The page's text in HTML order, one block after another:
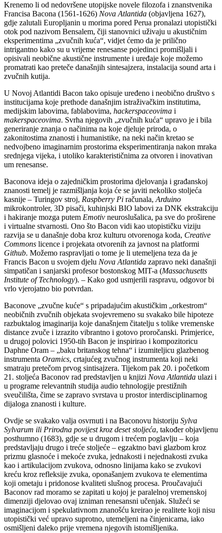
Krenemo li od nedovršene utopijske novele filozofa i znanstvenika
Francisa Bacona (1561-1626) Nova Atlantida (objavljena 1627),
gdje zalutali Europljanin u morima pored Perua pronalazi utopistički
otok pod nazivom Bensalem, čiji stanovnici uživaju u akustičnim
eksperimentima „zvučnih kuća“, vidjet ćemo da je prilično
intrigantno kako su u vrijeme renesanse pojedinci promišljali i
opisivali neobične akustične instrumente i uređaje koje možemo
promatrati kao preteče današnjih sintesajzera, instalacija sound arta i
zvučnih kutija.
U Novoj Atlantidi Bacon tako opisuje uređeno i neobično društvo s
institucijama koje prethode današnjim istraživačkim institutima,
medijskim labovima, fablabovima, hackerspaceovima i
makerspaceovima. Svrha njegovih „zvučnih kuća“ upravo je i bila
generiranje znanja o načinima na koje djeluje priroda, o
zakonitostima znanosti i humanistike, na neki način kretao se
nedvojbeno imaginarnim prostorima eksperimentiranja nakon mraka
srednjega vijeka, i utoliko karakterističnima za otvoren i inovativan
um renesanse.
Baconova ideja o zajedničkim prostorima djelovanja i građanskoj
znanosti temelj je razmišljanja koja će se javiti nekoliko stoljeća
kasnije – Turingov stroj, Raspberry Pi računala,Arduino
mikrokontroler, 3D pisači, kuhinjski BIO labovi za DNK ekstrakciju
i hakiranje mozga putem Emotiv neuroslušalica, pa sve do proširene
i virtualne stvarnosti. Ono što Bacon vidi kao utopističku viziju
razvija se u današnje doba kroz kulturu otvorenoga koda, Creative
Commons licence i projekata otvorenih za javnost na platformi
Github. Možemo raspravljati o tome je li utemeljena teza da je
Francis Bacon u svojem djelu Nova Atlantida zapravo neki današnji
simpatičan i sanjarski profesor bostonskog MIT-a (Massachusetts
Institute of Technology). – Kako god usmjerili raspravu, odgovor bi
vrlo vjerojatno bio potvrdan.
Baconove „zvučne kuće“ s pripadajućim akustičkim „orkestrom“
neobičnih zvučnih objekata svojevremeno su svakako bile hipoteze
razbuktalog imaginarija koje današnjem čitatelju s tolike vremenske
distance zvuče i izrazito vibrantno i gotovo proročanski. Primjerice,
u drugoj polovici 1950-tih Bacon je inspirirao i kompozitoricu
Daphne Oram – „baku britanskog tehna“ i izumiteljicu glazbenog
instrumenta Oramics, crtajućeg zvučnog instrumenta koji neki
smatraju pretečom prvog sintisajzera. Tijekom pak 20. i početkom
21. stoljeća Baconov rad predstavljen u knjizi Nova Atlantida ulazi i
u programe relevantnih studija audio tehnologije prestižnih
sveučilišta, čime se zapravo svrstava u prostor interdisciplinarnog
dijaloga znanosti i kulture.
Ovdje se svakako valja osvrnuti i na Baconovu historiju Sylva
Sylvarum ili Prirodna povijest kroz deset stoljeća, također objavljenu
posthumno (1683), gdje se u drugom i trećem poglavlju – koja
predstavljaju drugo i treće stoljeće – egzaktno bavi glazbom kroz
prizmu glasnoće i mekoće zvuka, jednakosti i nejednakosti zvuka
kao i artikulacijom zvukova, odnosno linijama kako se zvukovi
kreću kroz refleksije zvuka, oponašanjem zvukova te elementima
koji ometaju i pridonose kvaliteti slušnog procesa. Proučavajući
Baconov rad moramo se zapitati u kojoj je paralelnoj vremenskoj
dimenziji djelovao ovaj izniman renesansni učenjak. Služeći se
imaginacijom i spekulativnom znanošću kreirao je realitete koji nisu
utopistički već upravo suprotno, utemeljeni na činjenicama, iako
osmišljeni daleko prije vremena njegovih istomišljenika.